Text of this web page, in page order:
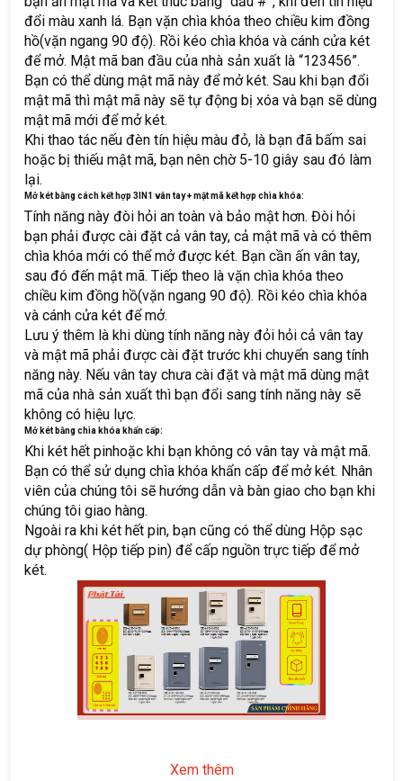
đổi màu xanh lá. Bạn vặn chìa khóa theo chiều kim đồng
hồ(vặn ngang 90 độ). Rồi kéo chìa khóa và cánh cửa két
để mở. Mật mã ban đầu của nhà sản xuất là “123456”.
Bạn có thể dùng mật mã này để mở két. Sau khi bạn đổi
mật mã thì mật mã này sẽ tự động bị xóa và bạn sẽ dùng
mật mã mới để mở két.
Khi thao tác nếu đèn tín hiệu màu đỏ, là bạn đã bấm sai
hoặc bị thiếu mật mã, bạn nên chờ 5-10 giây sau đó làm
lại.
Mở két bằng cách kết hợp 3IN1 vân tay + mật mã kết hợp chìa khóa:
Tính năng này đòi hỏi an toàn và bảo mật hơn. Đòi hỏi
bạn phải được cài đặt cả vân tay, cả mật mã và có thêm
chìa khóa mới có thể mở được két. Bạn cần ấn vân tay,
sau đó đến mật mã. Tiếp theo là vặn chìa khóa theo
chiều kim đồng hồ(vặn ngang 90 độ). Rồi kéo chìa khóa
và cánh cửa két để mở.
Lưu ý thêm là khi dùng tính năng này đỏi hỏi cả vân tay
và mật mã phải được cài đặt trước khi chuyển sang tính
năng này. Nếu vân tay chưa cài đặt và mật mã dùng mật
mã của nhà sản xuất thì bạn đổi sang tính năng này sẽ
không có hiệu lực.
Mở két bằng chìa khóa khẩn cấp:
Khi két hết pinhoặc khi bạn không có vân tay và mật mã.
Bạn có thể sử dụng chìa khóa khẩn cấp để mở két. Nhân
viên của chúng tôi sẽ hướng dẫn và bàn giao cho bạn khi
chúng tôi giao hàng.
Ngoài ra khi két hết pin, bạn cũng có thể dùng Hộp sạc
dự phòng( Hộp tiếp pin) để cấp nguồn trực tiếp để mở
két.
Xem thêm